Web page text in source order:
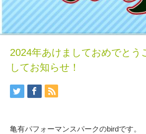
2024年あけましておめでとう
してお知らせ！
亀有パフォーマンスパークのbirdです。